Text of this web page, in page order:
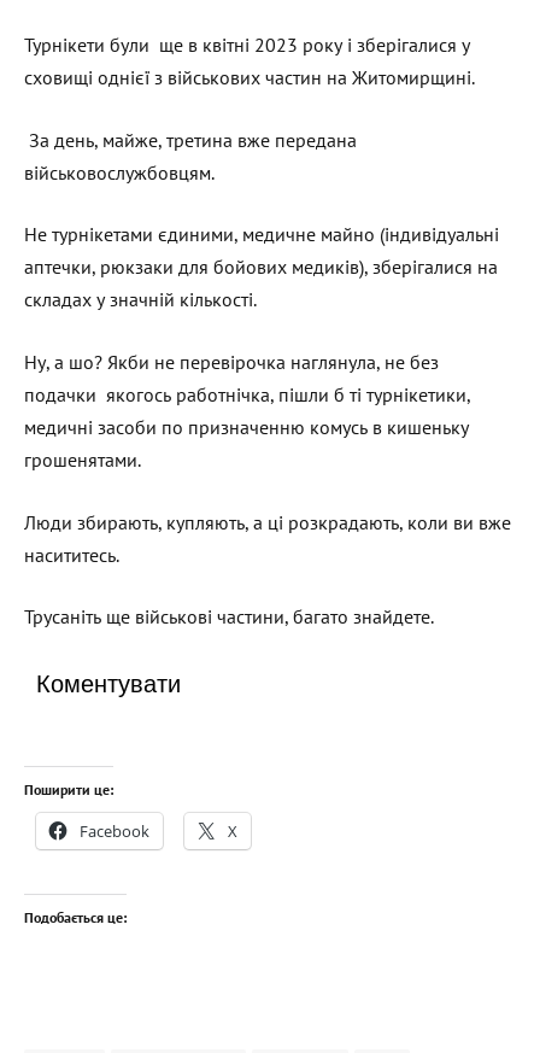
Турнікети були ще в квітні 2023 року і зберігалися у
сховищі однієї з військових частин на Житомирщині.
За день, майже, третина вже передана
військовослужбовцям.
Не турнікетами єдиними, медичне майно (індивідуальні
аптечки, рюкзаки для бойових медиків), зберігалися на
складах у значній кількості.
Ну, а шо? Якби не перевірочка наглянула, не без
подачки якогось работнічка, пішли б ті турнікетики,
медичні засоби по призначенню комусь в кишеньку
грошенятами.
Люди збирають, купляють, а ці розкрадають, коли ви вже
насититесь.
Трусаніть ще військові частини, багато знайдете.
Коментувати
Поширити це:
Facebook X
Подобається це: